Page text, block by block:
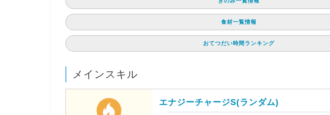
食材一覧情報
おてつだい時間ランキング
メインスキル
エナジーチャージS(ランダム)